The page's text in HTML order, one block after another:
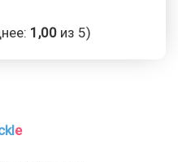
1,00 из 5)
e